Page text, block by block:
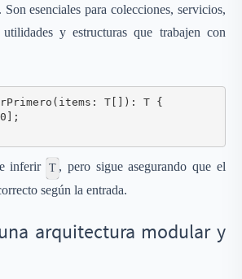
esenciales para colecciones, servicios,
y estructuras que trabajen con
T[]): T {
inferir T , pero sigue asegurando que el
según la entrada.
arquitectura modular y